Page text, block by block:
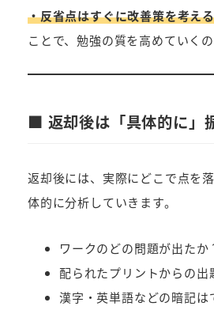
・反省点はすぐに改善策を考える
ことで、勉強の質を高めていくの
■ 返却後は「具体的に」
返却後には、実際にどこで点を
体的に分析していきます。
ワークのどの問題が出たか
配られたプリントからの出
漢字・英単語などの暗記は